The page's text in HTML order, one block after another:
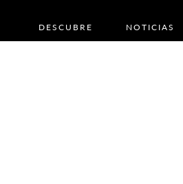
DESCUBRE NOTICIAS